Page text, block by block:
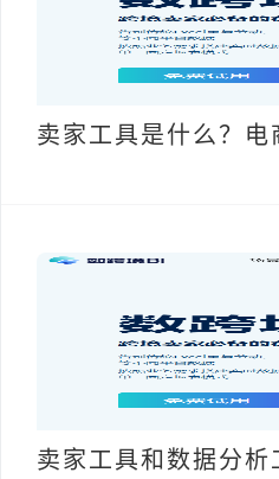
卖家工具是什么？
卖家工具和数据分